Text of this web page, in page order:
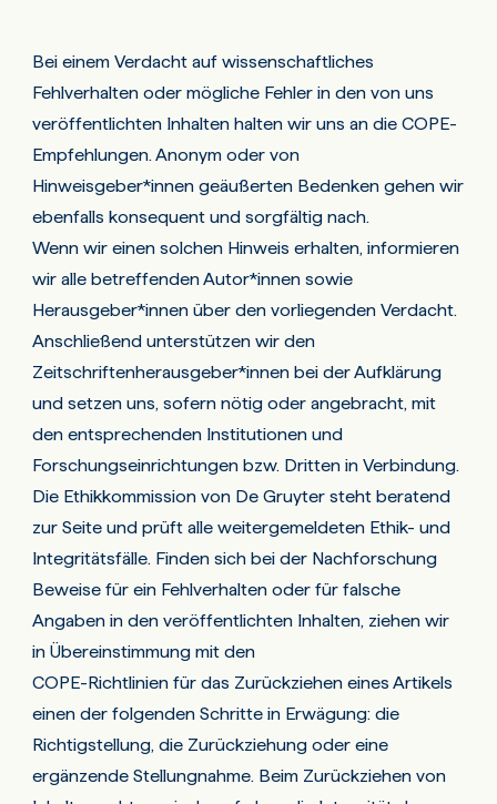
Bei einem Verdacht auf wissenschaftliches
Fehlverhalten oder mögliche Fehler in den von uns
veröffentlichten Inhalten halten wir uns an die COPE-
Empfehlungen. Anonym oder von
Hinweisgeber*innen geäußerten Bedenken gehen wir
ebenfalls konsequent und sorgfältig nach.
Wenn wir einen solchen Hinweis erhalten, informieren
wir alle betreffenden Autor*innen sowie
Herausgeber*innen über den vorliegenden Verdacht.
Anschließend unterstützen wir den
Zeitschriftenherausgeber*innen bei der Aufklärung
und setzen uns, sofern nötig oder angebracht, mit
den entsprechenden Institutionen und
Forschungseinrichtungen bzw. Dritten in Verbindung.
Die Ethikkommission von De Gruyter steht beratend
zur Seite und prüft alle weitergemeldeten Ethik- und
Integritätsfälle. Finden sich bei der Nachforschung
Beweise für ein Fehlverhalten oder für falsche
Angaben in den veröffentlichten Inhalten, ziehen wir
in Übereinstimmung mit den
COPE-Richtlinien für das Zurückziehen eines Artikels
einen der folgenden Schritte in Erwägung: die
Richtigstellung, die Zurückziehung oder eine
ergänzende Stellungnahme. Beim Zurückziehen von